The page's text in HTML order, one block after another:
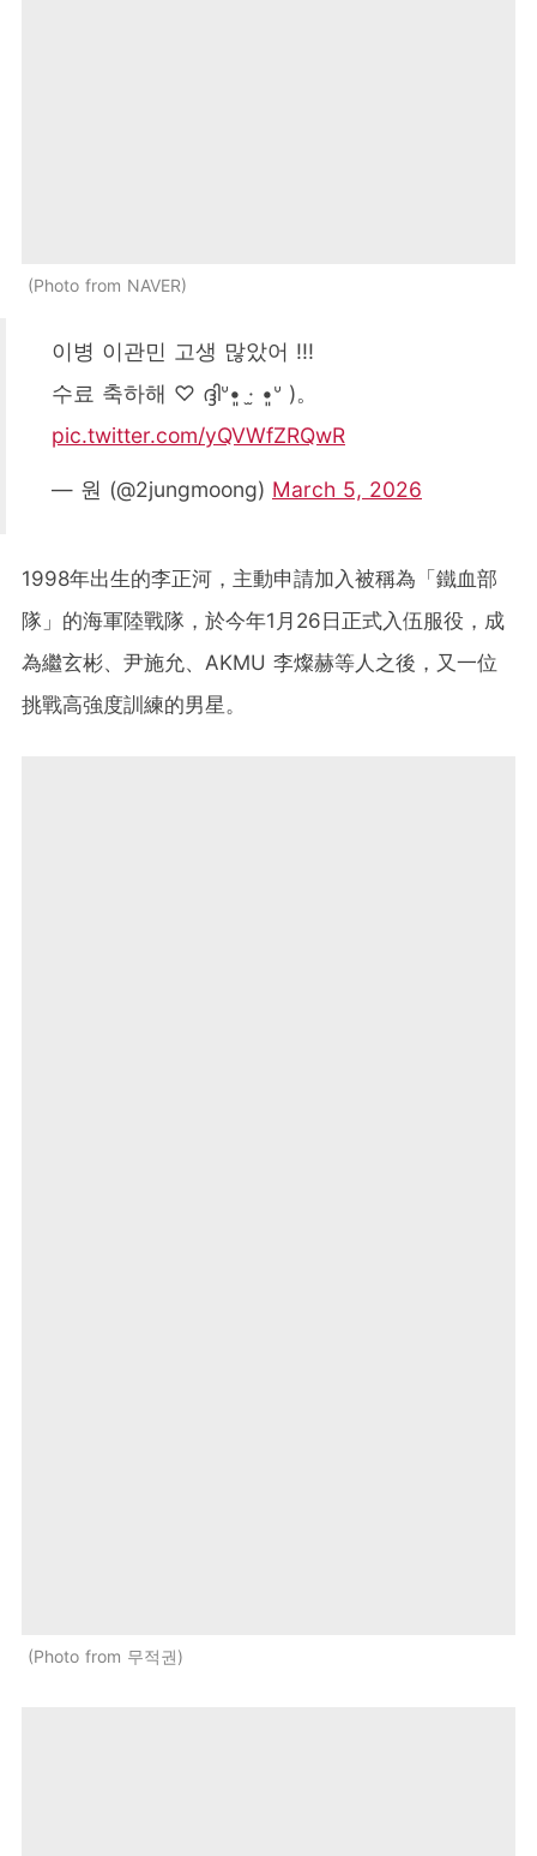
Photo from NAVER
이병 이관민 고생 많았어 !!!
수료 축하해 ♡ ദ്ദിᐡ•͈ ·̫ •͈ᐡ )。
pic.twitter.com/yQVWfZRQwR
— 원 (@2jungmoong) March 5, 2026
1998年出生的李正河，主動申請加入被稱為「鐵血部
隊」的海軍陸戰隊，於今年1月26日正式入伍服役，成
為繼玄彬、尹施允、AKMU 李燦赫等人之後，又一位
挑戰高強度訓練的男星。
Photo from 무적권